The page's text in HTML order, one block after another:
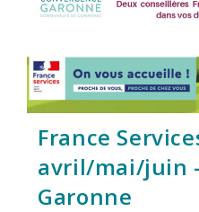
France
avril/mai/juin
Garonne